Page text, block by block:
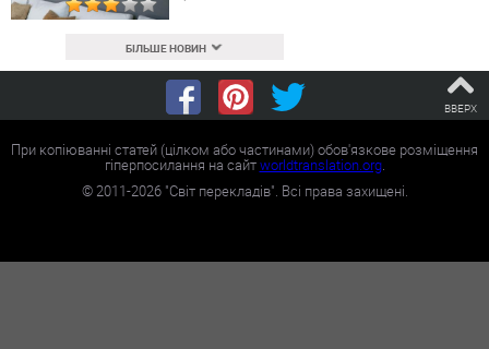
БІЛЬШЕ НОВИН
ВВЕРХ
При копіюванні статей (цілком або частинами) обов'язкове розміщення
гіперпосилання на сайтworldtranslation.org.
©2011-2026"Світ перекладів". Всі права захищені.